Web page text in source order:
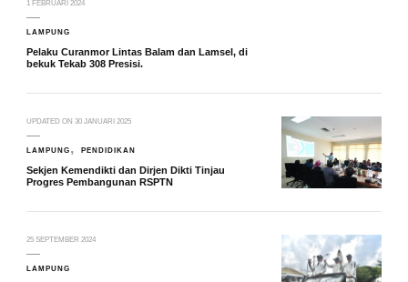
1 FEBRUARI 2024
LAMPUNG
Pelaku Curanmor Lintas Balam dan Lamsel, di
bekuk Tekab 308 Presisi.
UPDATED ON 30 JANUARI 2025
LAMPUNG PENDIDIKAN
Sekjen Kemendikti dan Dirjen Dikti Tinjau
Progres Pembangunan RSPTN
25 SEPTEMBER 2024
LAMPUNG